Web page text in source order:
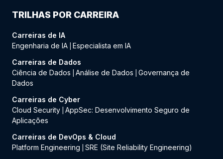
TRILHAS POR CARREIRA
Carreiras de IA
Engenharia de IA Especialista em IA
Carreiras de Dados
Ciência de Dados
Análise de Dados
Governança de
Dados
Carreiras de Cyber
Cloud Security AppSec: Desenvolvimento Seguro de
Aplicações
Carreiras de DevOps & Cloud
Platform Engineering
SRE (Site Reliability Engineering)